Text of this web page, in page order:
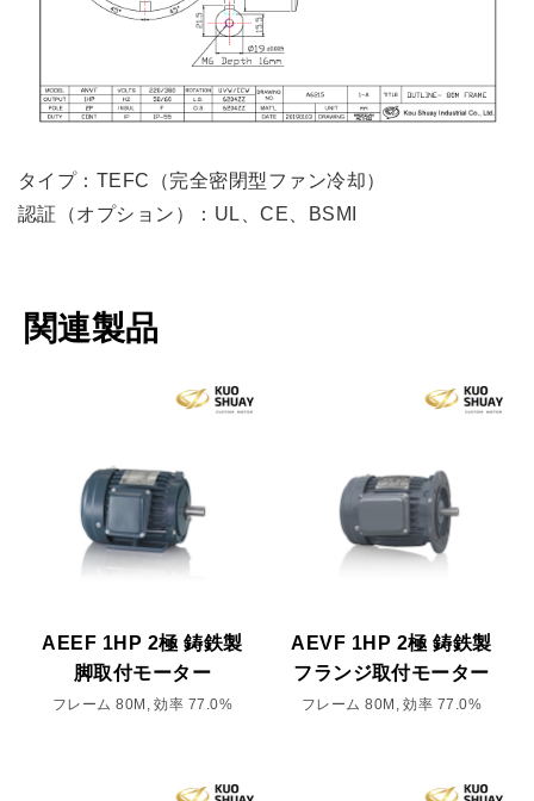
タイプ：TEFC（完全密閉型ファン冷却）
認証（オプション）：UL、CE、BSMI
関連製品
AEEF 1HP 2極 鋳鉄製
脚取付モーター
フレーム 80M, 効率 77.0%
AEVF 1HP 2極 鋳鉄製
フランジ取付モーター
フレーム 80M, 効率 77.0%